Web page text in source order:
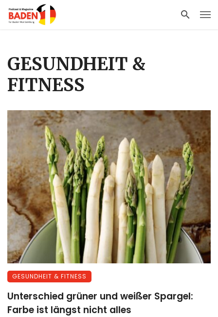
GESUNDHEIT &
FITNESS
GESUNDHEIT & FITNESS
Unterschied grüner und weißer Spargel:
Farbe ist längst nicht alles